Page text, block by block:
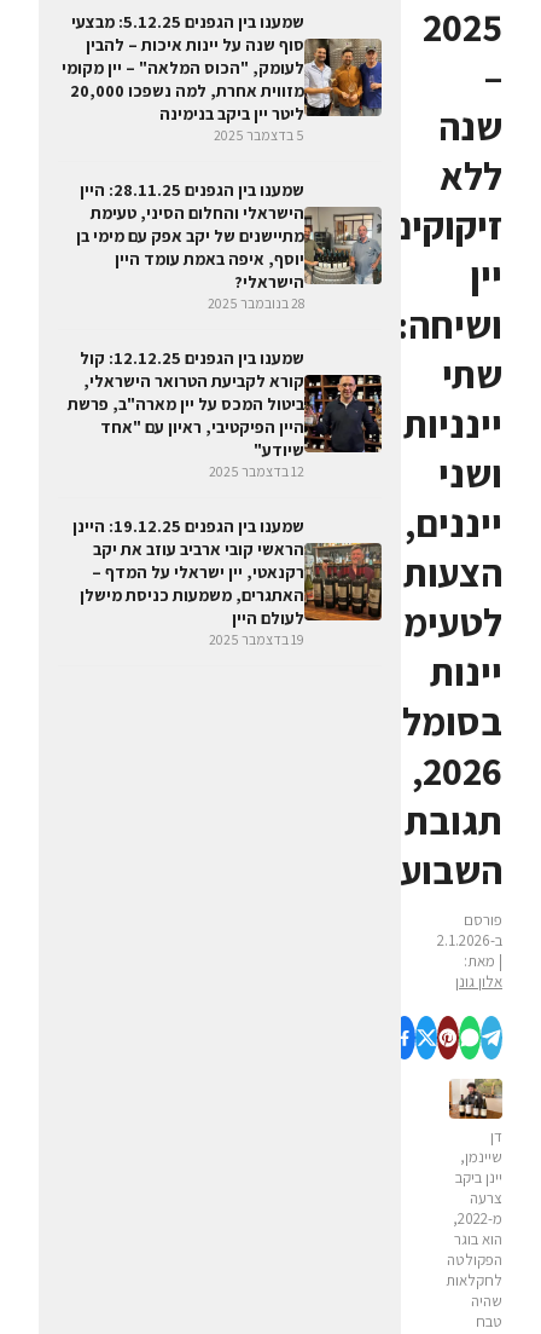
2025
–
שנה
ללא
זיקוקים,
יין
ושיחה:
שתי
יינניות
ושני
ייננים,
הצעות
לטעימת
יינות
בסומלייה
2026,
תגובת
השבוע
פורסם
ב-2.1.2026
| מאת:
אלון גונן
דן
שיינמן,
יינן ביקב
צרעה
מ-2022,
הוא בוגר
הפקולטה
לחקלאות
שהיה
טבח
שמענו בין הגפנים 5.12.25: מבצעי
סוף שנה על יינות איכות – להבין
לעומק, "הכוס המלאה" – יין מקומי
מזווית אחרת, למה נשפכו 20,000
ליטר יין ביקב בנימינה
5 בדצמבר 2025
שמענו בין הגפנים 28.11.25: היין
הישראלי והחלום הסיני, טעימת
מתיישנים של יקב אפק עם מימי בן
יוסף, איפה באמת עומד היין
הישראלי?
28 בנובמבר 2025
שמענו בין הגפנים 12.12.25: קול
קורא לקביעת הטרואר הישראלי,
ביטול המכס על יין מארה"ב, פרשת
היין הפיקטיבי, ראיון עם "אחד
שיודע"
12 בדצמבר 2025
שמענו בין הגפנים 19.12.25: היינן
הראשי קובי ארביב עוזב את יקב
רקנאטי, יין ישראלי על המדף –
האתגרים, משמעות כניסת מישלן
לעולם היין
19 בדצמבר 2025